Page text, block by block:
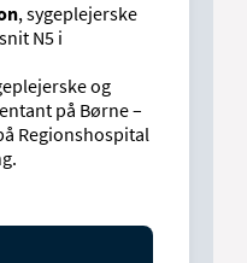
, sygeplejerske
N5 i
og
på Børne –
Regionshospital